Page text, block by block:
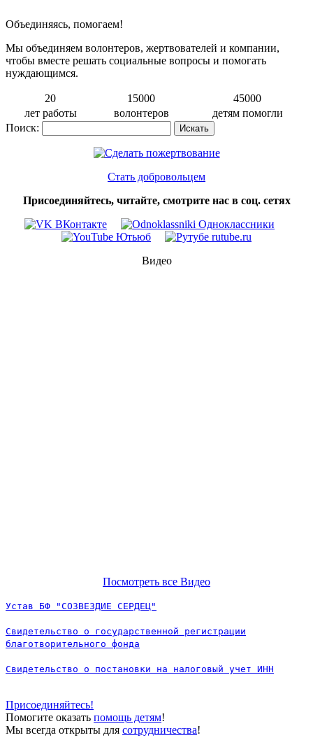
Объединяясь, помогаем!
Мы объединяем волонтеров, жертвователей и компании,
чтобы вместе решать социальные вопросы и помогать
нуждающимся.
20 15000
45000
лет работы
волонтеров
детям помогли
Поиск:
Стать добровольцем
Присоединяйтесь, читайте, смотрите нас в соц. сетях
Видео
Посмотреть все Видео
Устав БФ "СОЗВЕЗДИЕ СЕРДЕЦ"
Свидетельство о государственной регистрации
благотворительного фонда
Свидетельство о постановки на налоговый учет ИНН
Присоединяйтесь!
Помогите оказать помощь детям!
Мы всегда открыты для сотрудничества!